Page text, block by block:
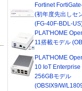
Fortinet
(初年度先出しセ
(FG-40F-BDL-
PLAT'HOME
11搭載モデル
PLAT'HOME
10 IoT
256GBモデル
(OBSIX9/W/